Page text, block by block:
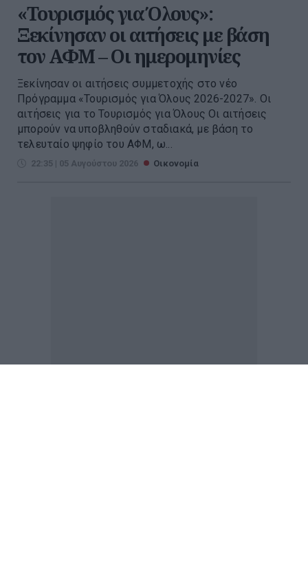
«Τουρισμός για Όλους»:
Ξεκίνησαν οι αιτήσεις με βάση
τον ΑΦΜ – Οι ημερομηνίες
Ξεκίνησαν οι αιτήσεις συμμετοχής στο νέο
Πρόγραμμα «Τουρισμός για Όλους 2026-2027». Οι
αιτήσεις για το Τουρισμός για Όλους Οι αιτήσεις
μπορούν να υποβληθούν σταδιακά, με βάση το
τελευταίο ψηφίο του ΑΦΜ, ω...
22:35 | 05 Αυγούστου 2026 Οικονομία